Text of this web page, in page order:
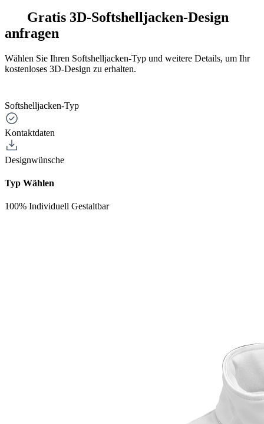
Gratis 3D-Softshelljacken-Design
anfragen
Wählen Sie Ihren Softshelljacken-Typ und weitere Details, um Ihr
kostenloses 3D-Design zu erhalten.
Softshelljacken-Typ
Kontaktdaten
Designwünsche
Typ Wählen
100% Individuell Gestaltbar